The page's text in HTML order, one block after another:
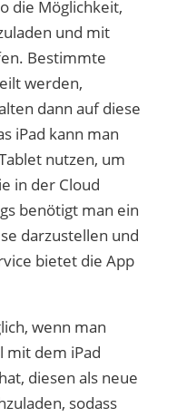
die Möglichkeit,
und mit
Bestimmte
werden,
dann auf diese
iPad kann man
nutzen, um
in der Cloud
benötigt man ein
darzustellen und
bietet die App
wenn man
mit dem iPad
diesen als neue
sodass